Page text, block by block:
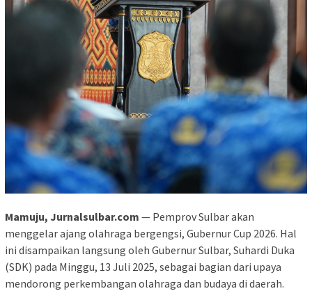
Mamuju, Jurnalsulbar.com — Pemprov Sulbar akan
menggelar ajang olahraga bergengsi, Gubernur Cup 2026. Hal
ini disampaikan langsung oleh Gubernur Sulbar, Suhardi Duka
(SDK) pada Minggu, 13 Juli 2025, sebagai bagian dari upaya
mendorong perkembangan olahraga dan budaya di daerah.